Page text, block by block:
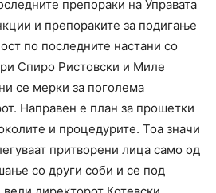
препораки на Управата
и препораките за подигање
по последните настани со
Спиро Ристовски и Миле
се мерки за поголема
Направен е план за прошетки
и процедурите. Тоа значи
притворени лица само од
со други соби и се под